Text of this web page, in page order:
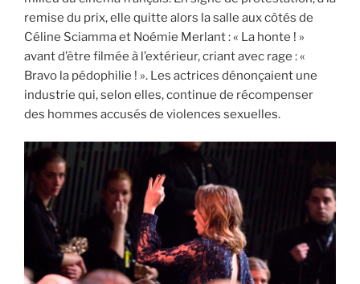
remise du prix, elle quitte alors la salle aux côtés de
Céline Sciamma et Noémie Merlant : « La honte ! »
avant d’être filmée à l’extérieur, criant avec rage : «
Bravo la pédophilie ! ». Les actrices dénonçaient une
industrie qui, selon elles, continue de récompenser
des hommes accusés de violences sexuelles.